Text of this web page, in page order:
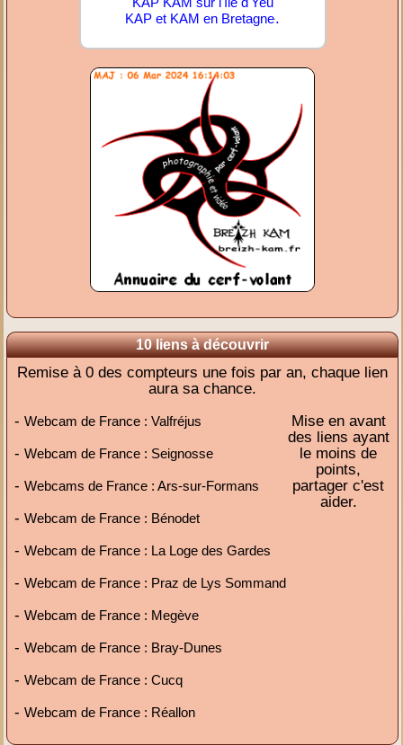
KAP et KAM en Bretagne.
10 liens à découvrir
Remise à 0 des compteurs une fois par an, chaque lien
aura sa chance.
-Webcam de France : Valfréjus
-Webcam de France : Seignosse
-Webcams de France : Ars-sur-Formans
-Webcam de France : Bénodet
-Webcam de France : La Loge des Gardes
-Webcam de France : Praz de Lys Sommand
-Webcam de France : Megève
-Webcam de France : Bray-Dunes
-Webcam de France : Cucq
-Webcam de France : Réallon
Mise en avant
des liens ayant
le moins de
points,
partager c'est
aider.